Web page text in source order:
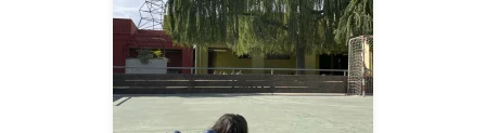
__AMPLIAR__